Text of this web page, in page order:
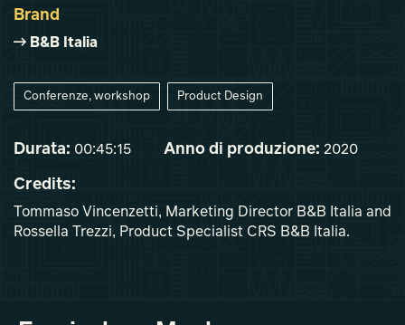
Brand
B&B Italia
Conferenze, workshop Product Design
Durata: 00:45:15 Anno di produzione: 2020
Credits:
Tommaso Vincenzetti, Marketing Director B&B Italia and
Rossella Trezzi, Product Specialist CRS B&B Italia.